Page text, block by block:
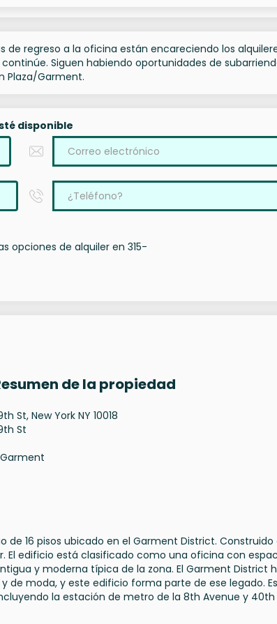
de regreso a la oficina están encareciendo los
Siguen habiendo oportunidades de
Plaza/Garment.
disponible
opciones de alquiler en 315-
de la propiedad
St, New York NY 10018
St
de 16 pisos ubicado en el Garment District.
El edificio está clasificado como una oficina con
y moderna típica de la zona. El Garment District
de moda, y este edificio forma parte de ese legado.
la estación de metro de la 8th Avenue y 40th